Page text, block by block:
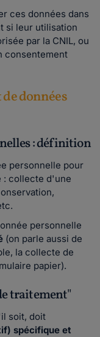
ces données dans
si leur utilisation
par la CNIL, ou
consentement
données
: définition
personnelle pour
: collecte d'une
personnelle
(on parle aussi de
la collecte de
papier).
traitement"
soit, doit
spécifique et